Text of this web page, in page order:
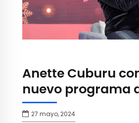
Anette Cuburu
nuevo programa
27 mayo, 2024